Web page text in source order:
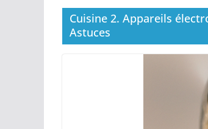
Cuisine 2. Appareils
Astuces